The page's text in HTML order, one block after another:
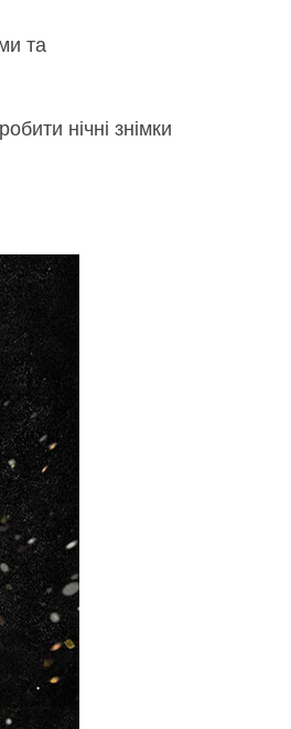
та
нічні знімки